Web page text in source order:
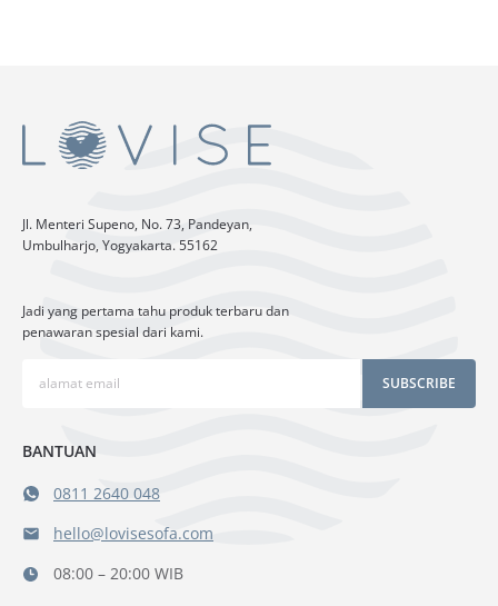
Jl. Menteri Supeno, No. 73, Pandeyan,
Umbulharjo, Yogyakarta. 55162
Jadi yang pertama tahu produk terbaru dan
penawaran spesial dari kami.
SUBSCRIBE
BANTUAN
0811 2640 048
hello@lovisesofa.com
08:00 – 20:00 WIB